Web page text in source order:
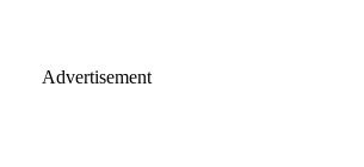
Advertisement